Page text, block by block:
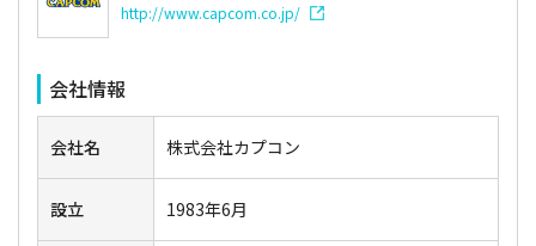
http://www.capcom.co.jp/
会社情報
会社名 株式会社カプコン
設立 1983年6月